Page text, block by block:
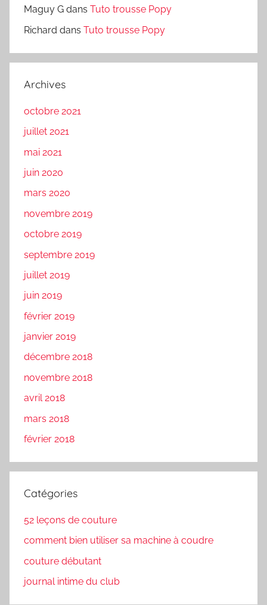
Maguy G dans Tuto trousse Popy
Richard dans Tuto trousse Popy
Archives
octobre 2021
juillet 2021
mai 2021
juin 2020
mars 2020
novembre 2019
octobre 2019
septembre 2019
juillet 2019
juin 2019
février 2019
janvier 2019
décembre 2018
novembre 2018
avril 2018
mars 2018
février 2018
Catégories
52 leçons de couture
comment bien utiliser sa machine à coudre
couture débutant
journal intime du club